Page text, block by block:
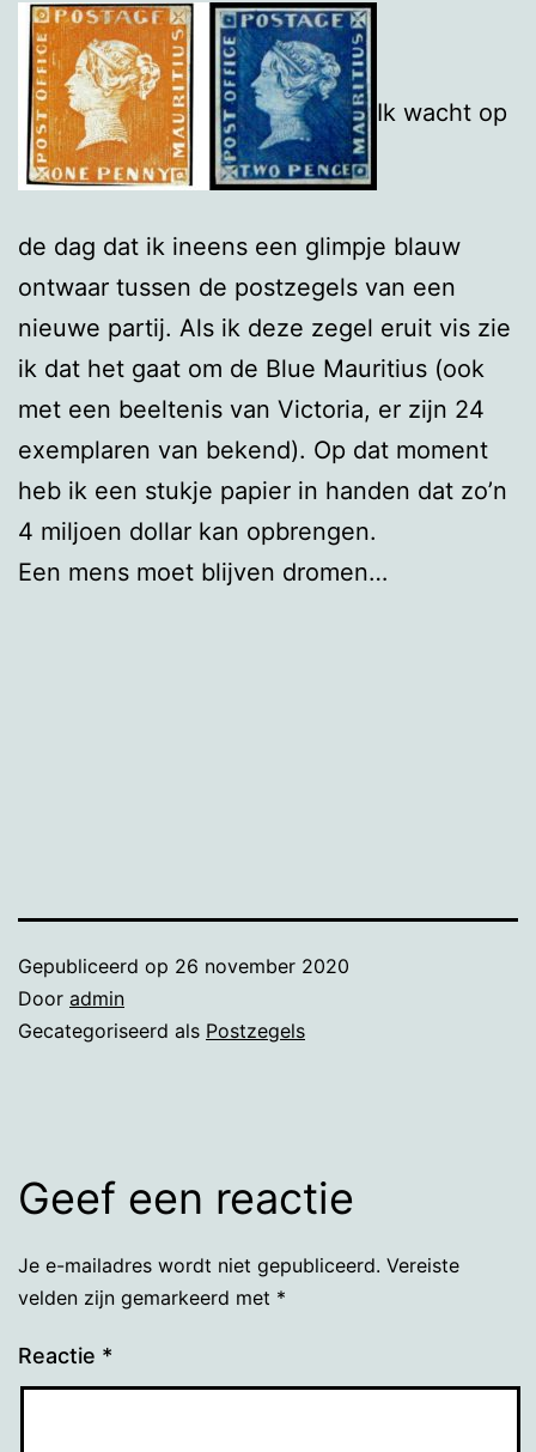
Ik wacht op
de dag dat ik ineens een glimpje blauw
ontwaar tussen de postzegels van een
nieuwe partij. Als ik deze zegel eruit vis zie
ik dat het gaat om de Blue Mauritius (ook
met een beeltenis van Victoria, er zijn 24
exemplaren van bekend). Op dat moment
heb ik een stukje papier in handen dat zo’n
4 miljoen dollar kan opbrengen.
Een mens moet blijven dromen…
Gepubliceerd op 26 november 2020
Door admin
Gecategoriseerd als Postzegels
Geef een reactie
Je e-mailadres wordt niet gepubliceerd. Vereiste
velden zijn gemarkeerd met *
Reactie *